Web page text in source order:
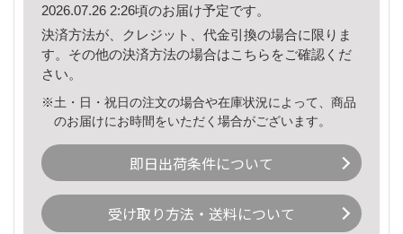
2026.07.26 2:26頃のお届け予定です。
決済方法が、クレジット、代金引換の場合に限りま
す。その他の決済方法の場合はこちら をご確認くだ
さい。
※土・日・祝日の注文の場合や在庫状況によって、商品
のお届けにお時間をいただく場合がございます。
即日出荷条件について
受け取り方法・送料について